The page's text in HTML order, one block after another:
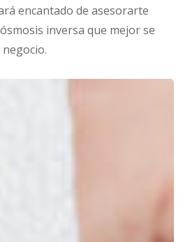
encantado de asesorarte
inversa que mejor se